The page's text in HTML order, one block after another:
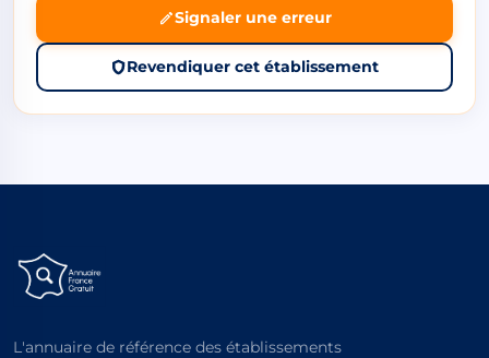
Signaler une erreur
Revendiquer cet établissement
L'annuaire de référence des établissements